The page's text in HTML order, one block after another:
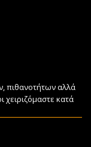
πιθανοτήτων αλλά
χειριζόμαστε κατά